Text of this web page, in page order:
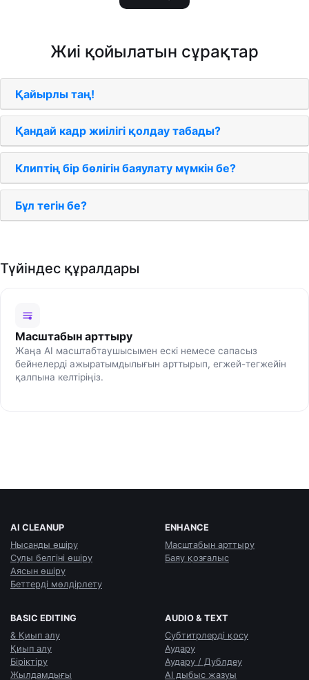
Жиі қойылатын сұрақтар
Қайырлы таң!
Қандай кадр жиілігі қолдау табады?
Клиптің бір бөлігін баяулату мүмкін бе?
Бұл тегін бе?
Түйіндес құралдары
Масштабын арттыру
Жаңа AI масштабтаушысымен ескі немесе сапасыз
бейнелерді ажыратымдылығын арттырып, егжей-тегжейін
қалпына келтіріңіз.
AI CLEANUP
Нысанды өшіру
Сулы белгіні өшіру
Аясын өшіру
Беттерді мөлдірлету
ENHANCE
Масштабын арттыру
Баяу қозғалыс
BASIC EDITING
& Қиып алу
Қиып алу
Біріктіру
Жылдамдығы
AUDIO & TEXT
Субтитрлерді қосу
Аудару
Аудару / Дублдеу
AI дыбыс жазуы